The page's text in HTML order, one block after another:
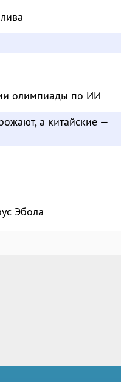
олимпиады по ИИ
а китайские —
Эбола